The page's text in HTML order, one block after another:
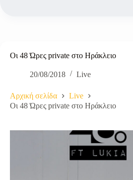
Οι 48 Ώρες private στο Ηράκλειο
20/08/2018 Live
Αρχική σελίδα
Live
Οι 48 Ώρες private στο Ηράκλειο